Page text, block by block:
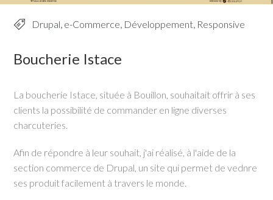
Drupal e-Commerce Développement Responsive
Boucherie Istace
La boucherie Istace, située à Bouillon, souhaitait offrir à ses
clients la possibilité de commander en ligne diverses
charcuteries.
Afin de répondre à leur souhait, j'ai réalisé, à l'aide de la
section commerce de Drupal, un site qui permet de vednre
ses produit facilement à travers le monde.